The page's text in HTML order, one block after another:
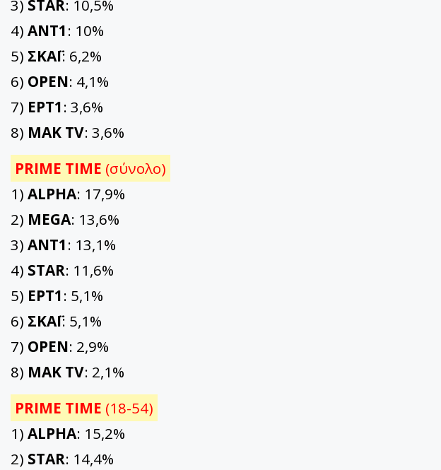
3) STAR: 10,5%
4) ΑΝΤ1: 10%
5) ΣΚΑΪ: 6,2%
6) OPEN: 4,1%
7) ΕΡΤ1: 3,6%
8) ΜΑΚ TV: 3,6%
PRIME TIME (σύνολο)
1) ALPHA: 17,9%
2) MEGA: 13,6%
3) ΑΝΤ1: 13,1%
4) STAR: 11,6%
5) ΕΡΤ1: 5,1%
6) ΣΚΑΪ: 5,1%
7) OPEN: 2,9%
8) ΜΑΚ TV: 2,1%
PRIME TIME (18-54)
1) ALPHA: 15,2%
2) STAR: 14,4%